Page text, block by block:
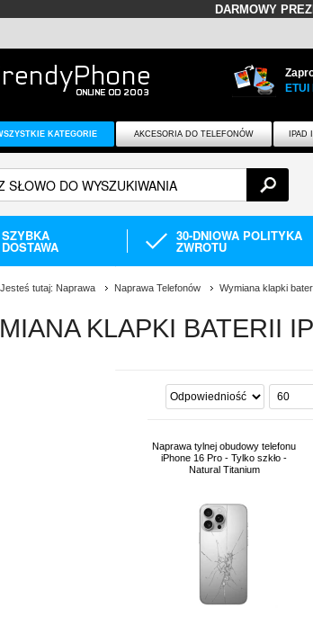
DARMOWY
ETUI
KATEGORIE AKCESORIA DO TELEFONÓW IPAD
SZYBKA
DOSTAWA
30-DNIOWA POLITYKA
ZWROTU
Jesteś tutaj: Naprawa Naprawa Telefonów Wymiana klapki
KLAPKI BATERII
Naprawa tylnej obudowy telefonu
iPhone 16 Pro - Tylko szkło -
Natural Titanium